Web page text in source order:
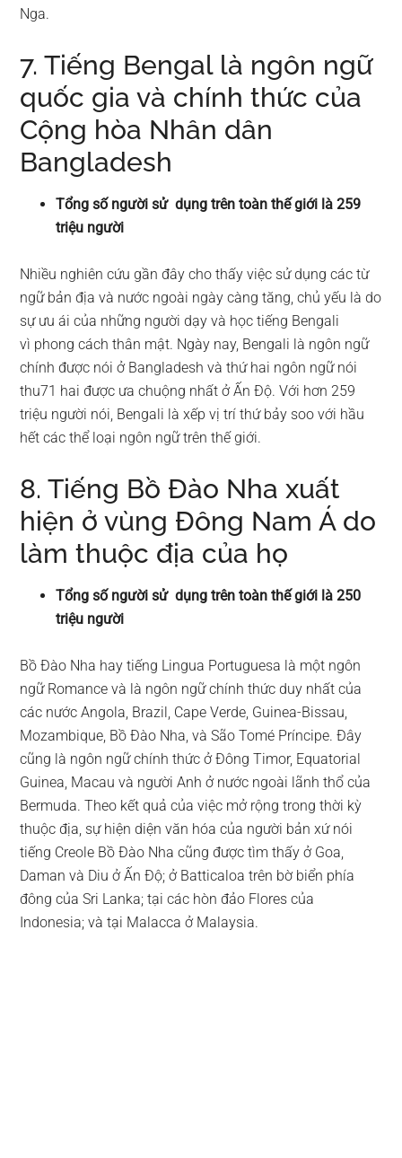
Nga.
7. Tiếng Bengal là ngôn ngữ
quốc gia và chính thức của
Cộng hòa Nhân dân
Bangladesh
Tổng số người sử dụng trên toàn thế giới là 259
triệu người
Nhiều nghiên cứu gần đây cho thấy việc sử dụng các từ
ngữ bản địa và nước ngoài ngày càng tăng, chủ yếu là do
sự ưu ái của những người dạy và học tiếng Bengali
vì phong cách thân mật. Ngày nay, Bengali là ngôn ngữ
chính được nói ở Bangladesh và thứ hai ngôn ngữ nói
thu71 hai được ưa chuộng nhất ở Ấn Độ. Với hơn 259
triệu người nói, Bengali là xếp vị trí thứ bảy soo với hầu
hết các thể loại ngôn ngữ trên thế giới.
8. Tiếng Bồ Đào Nha xuất
hiện ở vùng Đông Nam Á do
làm thuộc địa của họ
Tổng số người sử dụng trên toàn thế giới là 250
triệu người
Bồ Đào Nha hay tiếng Lingua Portuguesa là một ngôn
ngữ Romance và là ngôn ngữ chính thức duy nhất của
các nước Angola, Brazil, Cape Verde, Guinea-Bissau,
Mozambique, Bồ Đào Nha, và São Tomé Príncipe. Đây
cũng là ngôn ngữ chính thức ở Đông Timor, Equatorial
Guinea, Macau và người Anh ở nước ngoài lãnh thổ của
Bermuda. Theo kết quả của việc mở rộng trong thời kỳ
thuộc địa, sự hiện diện văn hóa của người bản xứ nói
tiếng Creole Bồ Đào Nha cũng được tìm thấy ở Goa,
Daman và Diu ở Ấn Độ; ở Batticaloa trên bờ biển phía
đông của Sri Lanka; tại các hòn đảo Flores của
Indonesia; và tại Malacca ở Malaysia.